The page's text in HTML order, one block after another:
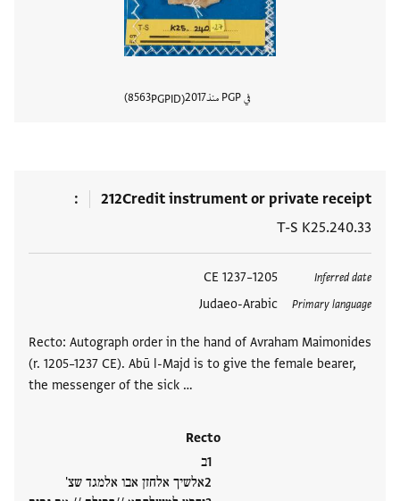
في PGP منذ 2017
PGPID
8563
212Credit instrument or private receipt
T-S K25.240.33
Inferred date
1205–1237 CE
Primary language
Judaeo-Arabic
Recto: Autograph order in the hand of Avraham Maimonides
(r. 1205–1237 CE). Abū l-Majd is to give the female bearer,
the messenger of the sick …
Recto
ב
אלשיך אלחזן אבו אלמגד שצ'
العلامات